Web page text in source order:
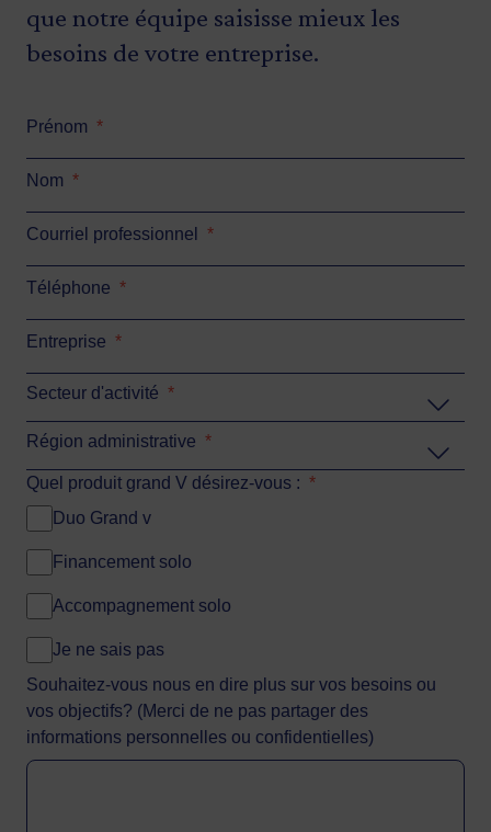
que notre équipe saisisse mieux les
besoins de votre entreprise.
Prénom *
Nom *
Courriel professionnel *
Téléphone *
Entreprise *
Secteur d'activité *
Région administrative *
Quel produit grand V désirez-vous : *
Duo Grand v
Financement solo
Accompagnement solo
Je ne sais pas
Souhaitez-vous nous en dire plus sur vos besoins ou
vos objectifs? (Merci de ne pas partager des
informations personnelles ou confidentielles)